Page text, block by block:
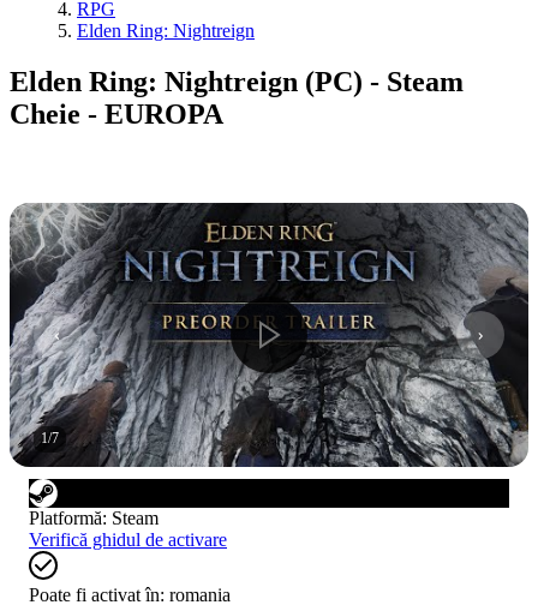
RPG
Elden Ring: Nightreign
Elden Ring: Nightreign (PC) - Steam
Cheie - EUROPA
1/7
Platformă: Steam
Verifică ghidul de activare
Poate fi activat în: romania